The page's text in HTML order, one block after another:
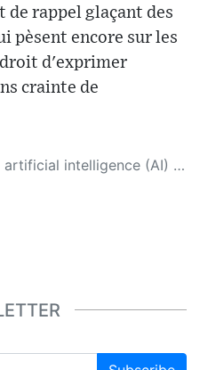
rappel glaçant des
pèsent encore sur les
d'exprimer
crainte de
biased or manipulated content, and presents a minimal factual summary that is just enough yet essential for you to function as an informed and educated citizen. Please keep in mind, however, that this system is an evolving technology, and as a result, the article may contain accidental inaccuracies or errors. We urge you to help us improve our site by reporting any inaccuracies you find using the "